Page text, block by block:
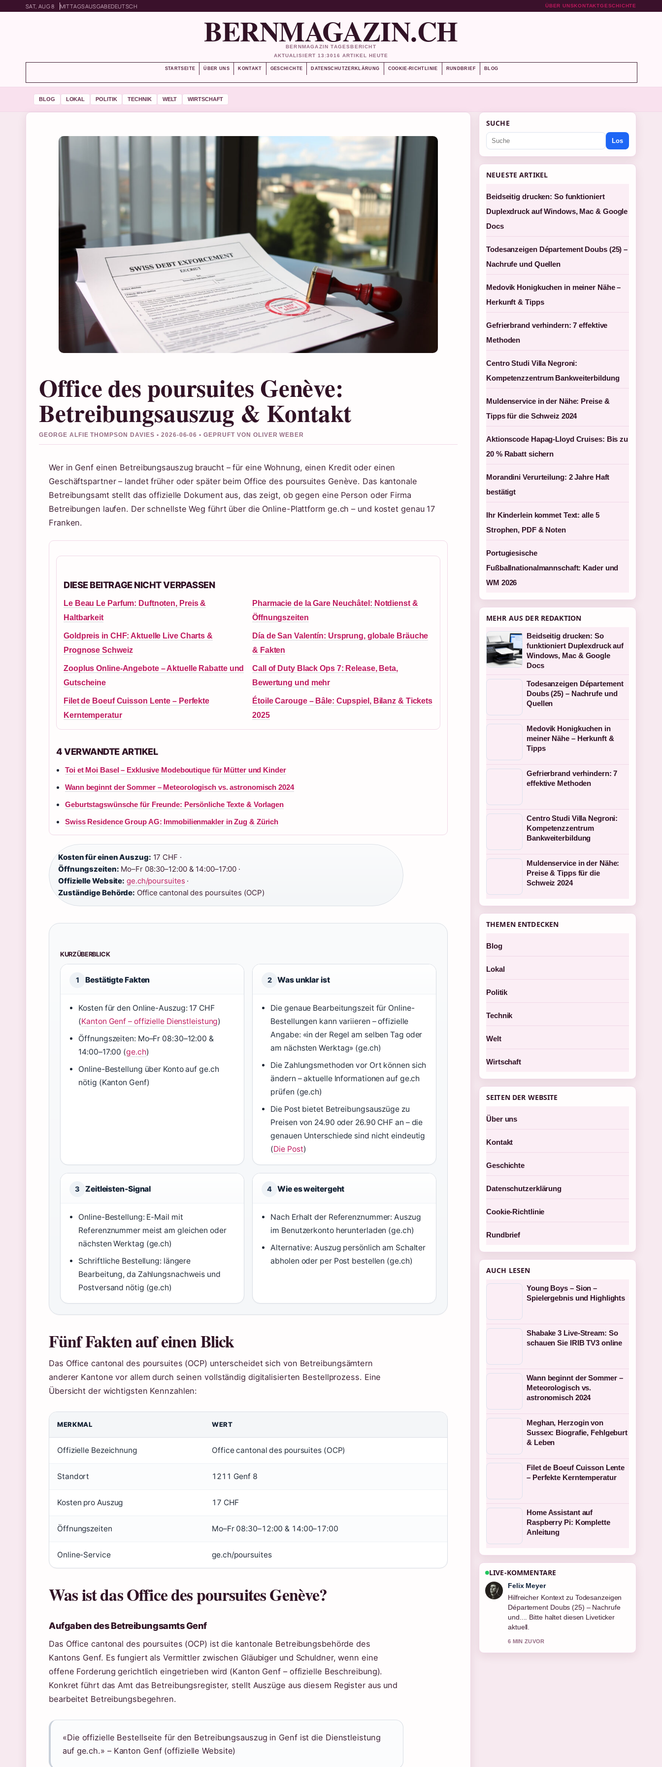
SAT, AUG 8 MITTAGSAUSGABEDEUTSCH ÜBER UNSKONTAKTGESCHICHTE
BERNMAGAZIN.CH
BERNMAGAZIN TAGESBERICHT
AKTUALISIERT 13:3016 ARTIKEL HEUTE
STARTSEITE ÜBER UNS KONTAKT GESCHICHTE DATENSCHUTZERKLÄRUNG COOKIE-RICHTLINIE RUNDBRIEF BLOG
BLOG LOKAL POLITIK TECHNIK WELT WIRTSCHAFT
Office des poursuites Genève:
Betreibungsauszug & Kontakt
GEORGE ALFIE THOMPSON DAVIES • 2026-06-06 • GEPRUFT VON OLIVER WEBER
Wer in Genf einen Betreibungsauszug braucht – für eine Wohnung, einen Kredit oder einen
Geschäftspartner – landet früher oder später beim Office des poursuites Genève. Das kantonale
Betreibungsamt stellt das offizielle Dokument aus, das zeigt, ob gegen eine Person oder Firma
Betreibungen laufen. Der schnellste Weg führt über die Online-Plattform ge.ch – und kostet genau 17
Franken.
DIESE BEITRAGE NICHT VERPASSEN
Le Beau Le Parfum: Duftnoten, Preis &
Haltbarkeit
Pharmacie de la Gare Neuchâtel: Notdienst &
Öffnungszeiten
Goldpreis in CHF: Aktuelle Live Charts &
Prognose Schweiz
Día de San Valentín: Ursprung, globale Bräuche
& Fakten
Zooplus Online-Angebote – Aktuelle Rabatte und
Gutscheine
Call of Duty Black Ops 7: Release, Beta,
Bewertung und mehr
Filet de Boeuf Cuisson Lente – Perfekte
Kerntemperatur
Étoile Carouge – Bâle: Cupspiel, Bilanz & Tickets
2025
4 VERWANDTE ARTIKEL
Toi et Moi Basel – Exklusive Modeboutique für Mütter und Kinder
Wann beginnt der Sommer – Meteorologisch vs. astronomisch 2024
Geburtstagswünsche für Freunde: Persönliche Texte & Vorlagen
Swiss Residence Group AG: Immobilienmakler in Zug & Zürich
Kosten für einen Auszug: 17 CHF ·
Öffnungszeiten: Mo–Fr 08:30–12:00 & 14:00–17:00 ·
Offizielle Website: ge.ch/poursuites ·
Zuständige Behörde: Office cantonal des poursuites (OCP)
KURZÜBERBLICK
1 Bestätigte Fakten
Kosten für den Online-Auszug: 17 CHF
(Kanton Genf – offizielle Dienstleistung)
Öffnungszeiten: Mo–Fr 08:30–12:00 &
14:00–17:00 (ge.ch)
Online-Bestellung über Konto auf ge.ch
nötig (Kanton Genf)
2 Was unklar ist
Die genaue Bearbeitungszeit für Online-
Bestellungen kann variieren – offizielle
Angabe: «in der Regel am selben Tag oder
am nächsten Werktag» (ge.ch)
Die Zahlungsmethoden vor Ort können sich
ändern – aktuelle Informationen auf ge.ch
prüfen (ge.ch)
Die Post bietet Betreibungsauszüge zu
Preisen von 24.90 oder 26.90 CHF an – die
genauen Unterschiede sind nicht eindeutig
(Die Post)
3 Zeitleisten-Signal
Online-Bestellung: E-Mail mit
Referenznummer meist am gleichen oder
nächsten Werktag (ge.ch)
Schriftliche Bestellung: längere
Bearbeitung, da Zahlungsnachweis und
Postversand nötig (ge.ch)
4 Wie es weitergeht
Nach Erhalt der Referenznummer: Auszug
im Benutzerkonto herunterladen (ge.ch)
Alternative: Auszug persönlich am Schalter
abholen oder per Post bestellen (ge.ch)
Fünf Fakten auf einen Blick
Das Office cantonal des poursuites (OCP) unterscheidet sich von Betreibungsämtern
anderer Kantone vor allem durch seinen vollständig digitalisierten Bestellprozess. Eine
Übersicht der wichtigsten Kennzahlen:
MERKMAL WERT
Offizielle Bezeichnung Office cantonal des poursuites (OCP)
Standort 1211 Genf 8
Kosten pro Auszug 17 CHF
Öffnungszeiten Mo–Fr 08:30–12:00 & 14:00–17:00
Online-Service ge.ch/poursuites
Was ist das Office des poursuites Genève?
Aufgaben des Betreibungsamts Genf
Das Office cantonal des poursuites (OCP) ist die kantonale Betreibungsbehörde des
Kantons Genf. Es fungiert als Vermittler zwischen Gläubiger und Schuldner, wenn eine
offene Forderung gerichtlich eingetrieben wird (Kanton Genf – offizielle Beschreibung).
Konkret führt das Amt das Betreibungsregister, stellt Auszüge aus diesem Register aus und
bearbeitet Betreibungsbegehren.
«Die offizielle Bestellseite für den Betreibungsauszug in Genf ist die Dienstleistung
auf ge.ch.» – Kanton Genf (offizielle Website)
SUCHE
Los
NEUESTE ARTIKEL
Beidseitig drucken: So funktioniert
Duplexdruck auf Windows, Mac & Google
Docs
Todesanzeigen Département Doubs (25) –
Nachrufe und Quellen
Medovik Honigkuchen in meiner Nähe –
Herkunft & Tipps
Gefrierbrand verhindern: 7 effektive
Methoden
Centro Studi Villa Negroni:
Kompetenzzentrum Bankweiterbildung
Muldenservice in der Nähe: Preise &
Tipps für die Schweiz 2024
Aktionscode Hapag-Lloyd Cruises: Bis zu
20 % Rabatt sichern
Morandini Verurteilung: 2 Jahre Haft
bestätigt
Ihr Kinderlein kommet Text: alle 5
Strophen, PDF & Noten
Portugiesische
Fußballnationalmannschaft: Kader und
WM 2026
MEHR AUS DER REDAKTION
Beidseitig drucken: So
funktioniert Duplexdruck auf
Windows, Mac & Google
Docs
Todesanzeigen Département
Doubs (25) – Nachrufe und
Quellen
Medovik Honigkuchen in
meiner Nähe – Herkunft &
Tipps
Gefrierbrand verhindern: 7
effektive Methoden
Centro Studi Villa Negroni:
Kompetenzzentrum
Bankweiterbildung
Muldenservice in der Nähe:
Preise & Tipps für die
Schweiz 2024
THEMEN ENTDECKEN
Blog
Lokal
Politik
Technik
Welt
Wirtschaft
SEITEN DER WEBSITE
Über uns
Kontakt
Geschichte
Datenschutzerklärung
Cookie-Richtlinie
Rundbrief
AUCH LESEN
Young Boys – Sion –
Spielergebnis und Highlights
Shabake 3 Live-Stream: So
schauen Sie IRIB TV3 online
Wann beginnt der Sommer –
Meteorologisch vs.
astronomisch 2024
Meghan, Herzogin von
Sussex: Biografie, Fehlgeburt
& Leben
Filet de Boeuf Cuisson Lente
– Perfekte Kerntemperatur
Home Assistant auf
Raspberry Pi: Komplette
Anleitung
LIVE-KOMMENTARE
Laura Becker
Die Berichterstattung zu Medovik
Honigkuchen in meiner Nähe –
Herkunft... wirkt solide und sehr gut
nachvollziehbar.
8 MIN ZUVOR